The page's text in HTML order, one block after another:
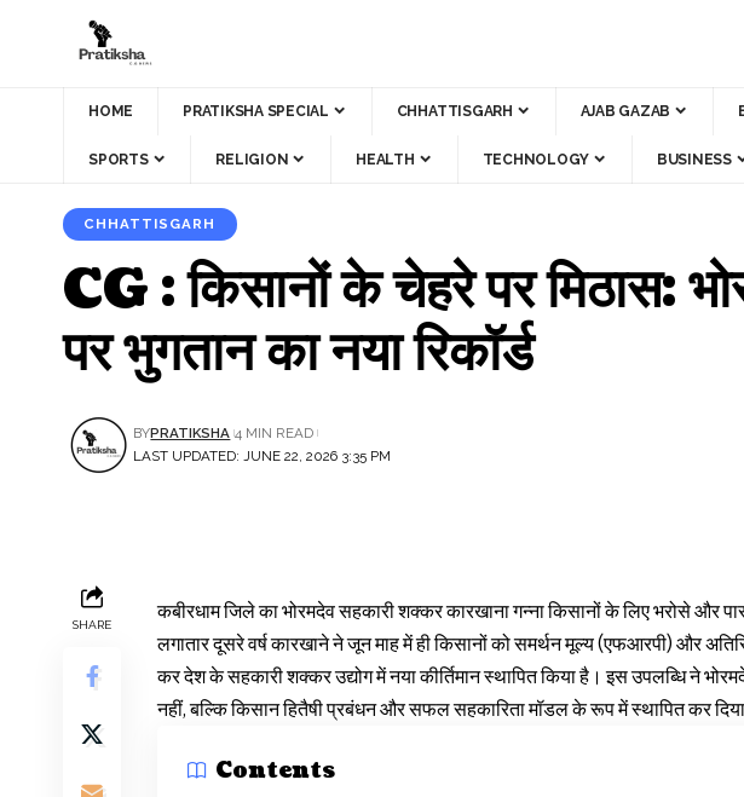
HOME PRATIKSHA SPECIAL CHHATTISGARH AJAB GAZAB
SPORTS RELIGION HEALTH TECHNOLOGY BUSINESS
CHHATTISGARH
CG : किसानों के चेहरे पर मिठास:
पर भुगतान का नया रिकॉर्ड
LAST UPDATED: JUNE 22, 2026 3:35 PM
BYPRATIKSHA 4 MIN READ
SHARE
कबीरधाम जिले का भोरमदेव सहकारी शक्कर कारखाना गन्ना किसानों के लिए भरोसे और
लगातार दूसरे वर्ष कारखाने ने जून माह में ही किसानों को समर्थन मूल्य (एफआरपी) और
कर देश के सहकारी शक्कर उद्योग में नया कीर्तिमान स्थापित किया है। इस उपलब्धि ने
नहीं, बल्कि किसान हितैषी प्रबंधन और सफल सहकारिता मॉडल के रूप में स्थापित कर
Contents